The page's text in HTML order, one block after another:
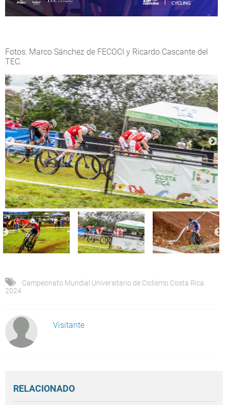
Fotos: Marco Sánchez de FECOCI y Ricardo Cascante del
TEC.
Campeonato Mundial Universitario de Ciclismo Costa Rica
2024
Visitante
RELACIONADO